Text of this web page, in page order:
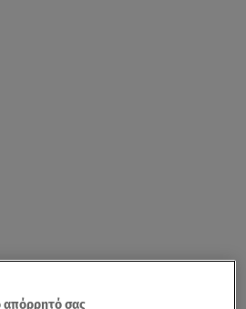
απόρρητό σας